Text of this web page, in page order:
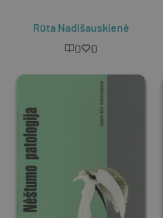
Rūta Nadišauskienė
0 0